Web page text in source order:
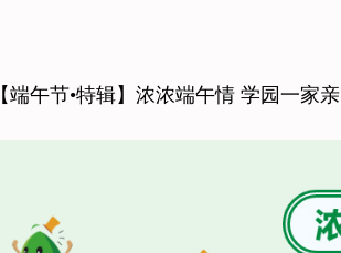
【端午节•特辑】浓浓端午情 学园一